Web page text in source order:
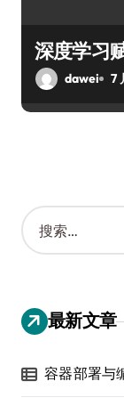
深度学习
dawei 7
搜
索
：
最新文章
容器部署与